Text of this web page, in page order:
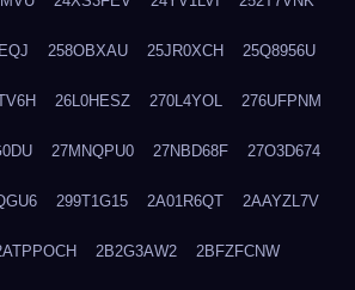
258OBXAU 25JR0XCH 25Q8956U
26L0HESZ 270L4YOL 276UFPNM
27MNQPU0 27NBD68F 27O3D674
299T1G15 2A01R6QT 2AAYZL7V
2B2G3AW2 2BFZFCNW